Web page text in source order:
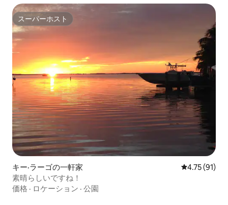
スーパーホスト
スーパーホスト
キー·ラーゴの一軒家 レビュー91
4.75 (91)
素晴らしいですね！
価格 · ロケーション · 公園